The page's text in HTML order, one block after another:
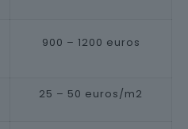
900 – 1200 euros
25 – 50 euros/m2